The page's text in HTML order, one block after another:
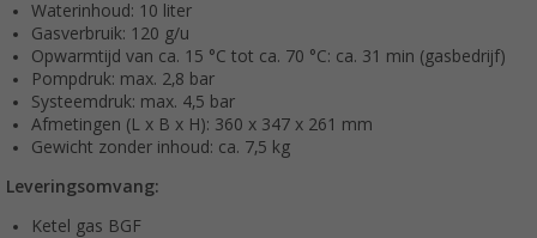
Waterinhoud: 10 liter
Gasverbruik: 120 g/u
Opwarmtijd van ca. 15 °C tot ca. 70 °C: ca. 31 min (gasbedrijf)
Pompdruk: max. 2,8 bar
Systeemdruk: max. 4,5 bar
Afmetingen (L x B x H): 360 x 347 x 261 mm
Gewicht zonder inhoud: ca. 7,5 kg
Leveringsomvang:
Ketel gas BGF